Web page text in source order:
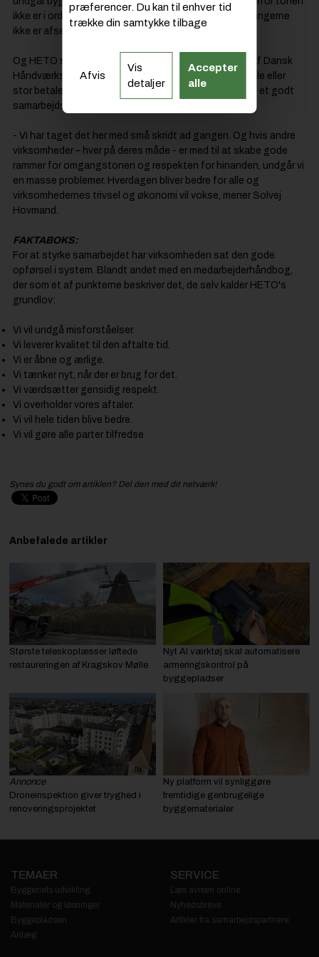
ikke er i orden, tidsfristerne ikke er overholdt eller regningerne
ikke er afsendt.
Og HETO sender gerne opfordringen videre til andre af Dansk
Håndværks medlemmer. Uanset om virksomheden er lille eller
stor betaler det sig nemlig at være med til at skabe en et godt
samarbejdsklima.
- Vi har taget det her med små skridt ad gangen. Og hvis andre
virksomheder – hver på deres måde - er med til at skabe gode
rammer for omgangstonen og respekten for hinanden, undgår vi
en masse problemer. Hverdagen bliver bedre for alle og
virksomhedernes trivsel og økonomi vil vokse, mener Solvej
Hovmand.
FAKTABOKS:
For at styrke samarbejdet har virksomheden sat den gode
opførsel i system. Blandt andet med en medarbejderhåndbog,
der som et af punkterne beskriver det, de selv kalder HETO's
grundlov:
Vi vil undgå misforståelser.
Vi leverer kvalitet til den aftalte tid.
Vi er åbne og ærlige.
Vi tænker nyt, når der er brug for det.
Vi værdsætter gensidig respekt.
Vi overholder vores aftaler.
Vi vil hele tiden blive bedre.
Vi vil gøre alle parter tilfredse
Synes du godt om artiklen? Del den med dit netværk!
Anbefalede artikler
Største teleskoplæsser løftede
restaureringen af Kragskov Mølle
Nyt AI værktøj skal automatisere
armeringskontrol på
byggepladser
Annonce
Droneinspektion giver tryghed i
renoveringsprojektet
Ny platform vil synliggøre
fremtidige genbrugelige
byggematerialer
TEMAER
Byggeriets udvikling
Materialer og løsninger
Byggepladsen
Anlæg
SERVICE
Læs avisen online
Nyhedsbreve
Artikler fra samarbejdspartnere
præferencer. Du kan til enhver tid
trække din samtykke tilbage
Afvis
Vis
detaljer
Accepter
alle